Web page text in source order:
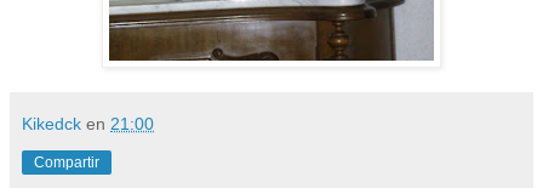
Kikedck en 21:00
Compartir